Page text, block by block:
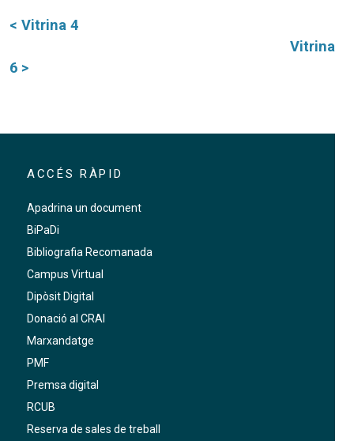
< Vitrina 4
Vitrina
6 >
ACCÉS RÀPID
Apadrina un document
BiPaDi
Bibliografia Recomanada
Campus Virtual
Dipòsit Digital
Donació al CRAI
Marxandatge
PMF
Premsa digital
RCUB
Reserva de sales de treball